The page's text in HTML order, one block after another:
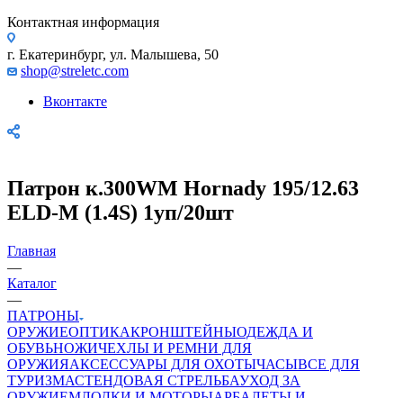
Контактная информация
г. Екатеринбург, ул. Малышева, 50
shop@streletc.com
Вконтакте
Патрон к.300WM Hornady 195/12.63
ELD-M (1.4S) 1уп/20шт
Главная
—
Каталог
—
ПАТРОНЫ
ОРУЖИЕОПТИКАКРОНШТЕЙНЫОДЕЖДА И
ОБУВЬНОЖИЧЕХЛЫ И РЕМНИ ДЛЯ
ОРУЖИЯАКСЕССУАРЫ ДЛЯ ОХОТЫЧАСЫВСЕ ДЛЯ
ТУРИЗМАСТЕНДОВАЯ СТРЕЛЬБАУХОД ЗА